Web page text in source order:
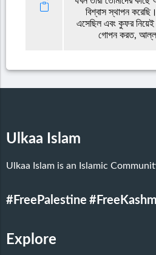
বিশ্বাস স্থাপন
এসেছিল এবং কুফর নিয়েই
গোপন করত,
Ulkaa Islam
Ulkaa Islam is an Islamic
#FreePalestine
Explore